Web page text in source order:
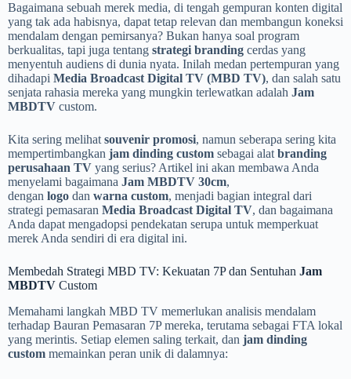
Bagaimana sebuah merek media, di tengah gempuran konten digital
yang tak ada habisnya, dapat tetap relevan dan membangun koneksi
mendalam dengan pemirsanya? Bukan hanya soal program
berkualitas, tapi juga tentang strategi branding cerdas yang
menyentuh audiens di dunia nyata. Inilah medan pertempuran yang
dihadapi Media Broadcast Digital TV (MBD TV), dan salah satu
senjata rahasia mereka yang mungkin terlewatkan adalah Jam
MBDTV custom.
Kita sering melihat souvenir promosi, namun seberapa sering kita
mempertimbangkan jam dinding custom sebagai alat branding
perusahaan TV yang serius? Artikel ini akan membawa Anda
menyelami bagaimana Jam MBDTV 30cm,
dengan logo dan warna custom, menjadi bagian integral dari
strategi pemasaran Media Broadcast Digital TV, dan bagaimana
Anda dapat mengadopsi pendekatan serupa untuk memperkuat
merek Anda sendiri di era digital ini.
Membedah Strategi MBD TV: Kekuatan 7P dan Sentuhan Jam
MBDTV Custom
Memahami langkah MBD TV memerlukan analisis mendalam
terhadap Bauran Pemasaran 7P mereka, terutama sebagai FTA lokal
yang merintis. Setiap elemen saling terkait, dan jam dinding
custom memainkan peran unik di dalamnya: